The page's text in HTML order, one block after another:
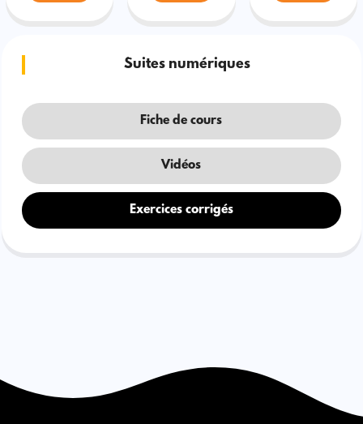
Suites numériques
Fiche de cours
Vidéos
Exercices corrigés